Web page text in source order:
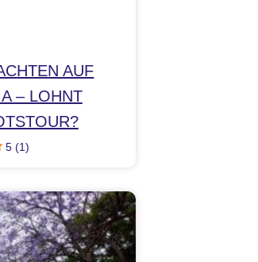
AUF
– LOHNT
5 (1)